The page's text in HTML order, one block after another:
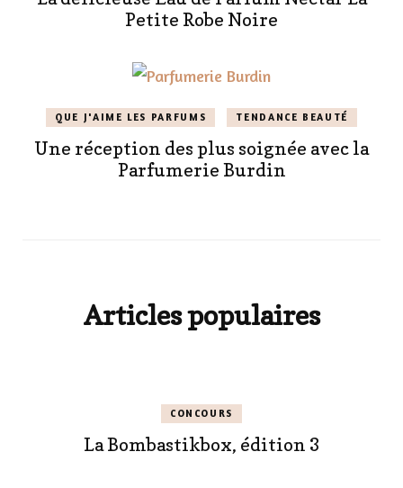
Petite Robe Noire
QUE J'AIME LES PARFUMS TENDANCE BEAUTÉ
Une réception des plus soignée avec la
Parfumerie Burdin
Articles populaires
CONCOURS
La Bombastikbox, édition 3